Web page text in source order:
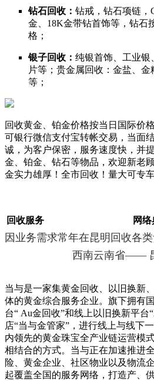
钻石回收： 钻戒，钻石项链，
金、18K金带钻首饰等，钻石
格；
银子回收： 纯银首饰、工业银
片等；贵金属回收：金盐、
等；
回收黄金、铂金价格按当日国际价
可银行微信支付宝转帐交易，当面
诚，为客户保密，服务速度快，并
金、铂金、钻石等物品，欢迎新老
金实力雄厚！全市回收！量大可专车
回收服务 网
因业务需求常年在昆明回收各
西南云南省——
当与是一家集黄金回收、以旧换新
体的黄金综合服务企业。旗下拥有
台“ Au金回收”和线上以旧换新平台
店“当与金管家”，进行线上与线下
内领先的黄金珠宝全产业链运营
相结合的方式。当与正在加速推进
险、黄金企业、社区物业以及物流
起覆盖全国的服务网络，打造产、